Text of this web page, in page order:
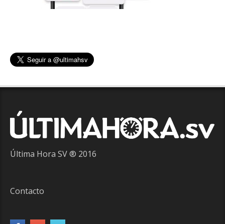
Última Hora SV ® 2016
Contacto